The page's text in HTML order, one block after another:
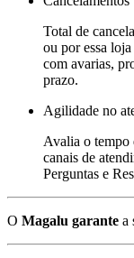
Total de
ou por essa
com avarias,
prazo.
Agilidade no
Avalia o tempo
canais de
Perguntas e
O Magalu garante a